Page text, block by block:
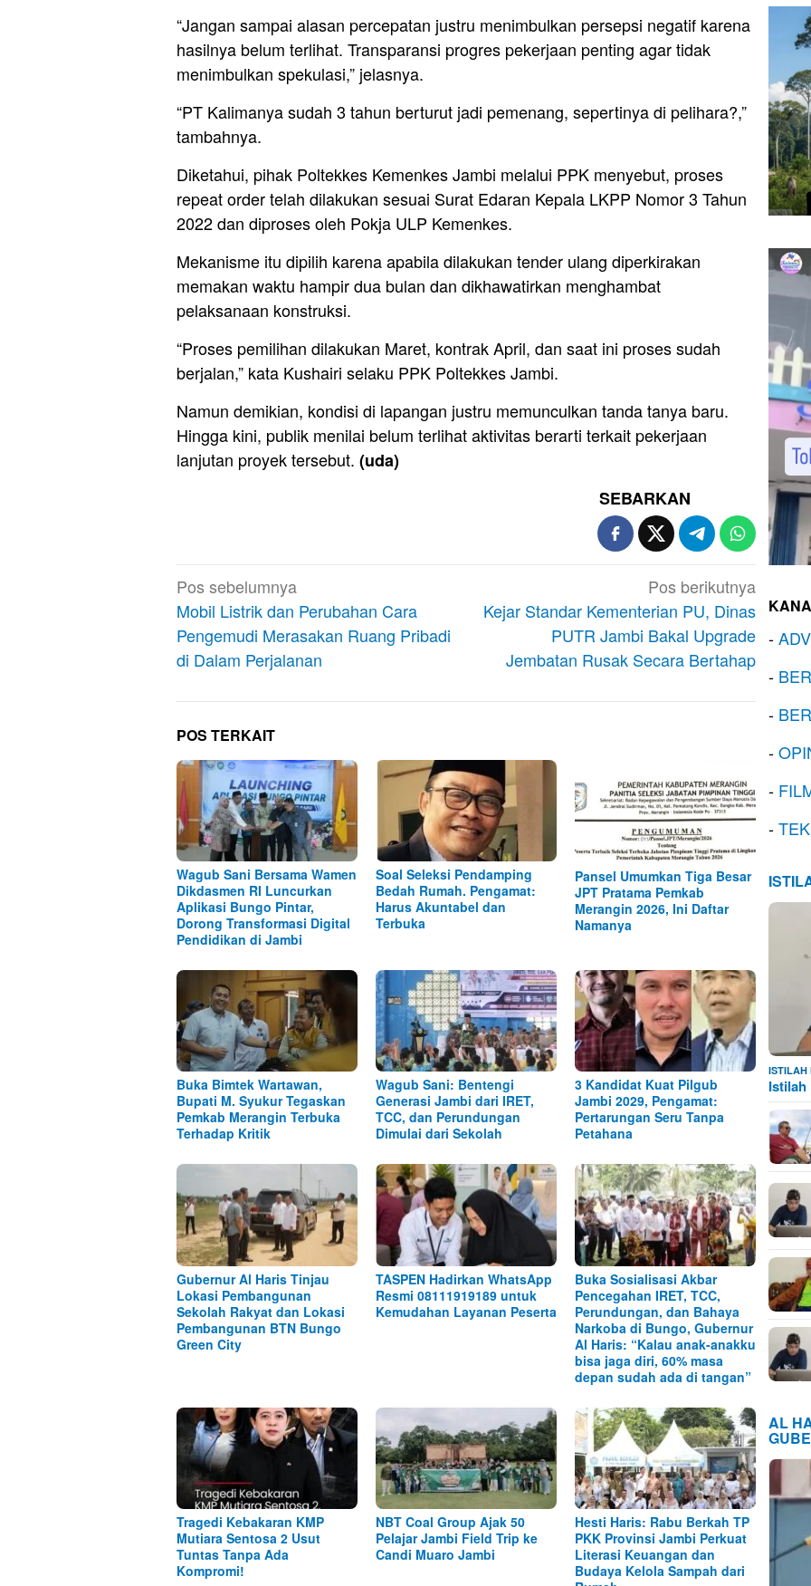
“Jangan sampai alasan percepatan justru menimbulkan persepsi negatif karena
hasilnya belum terlihat. Transparansi progres pekerjaan penting agar tidak
menimbulkan spekulasi,” jelasnya.
“PT Kalimanya sudah 3 tahun berturut jadi pemenang, sepertinya di pelihara?,”
tambahnya.
Diketahui, pihak Poltekkes Kemenkes Jambi melalui PPK menyebut, proses
repeat order telah dilakukan sesuai Surat Edaran Kepala LKPP Nomor 3 Tahun
2022 dan diproses oleh Pokja ULP Kemenkes.
Mekanisme itu dipilih karena apabila dilakukan tender ulang diperkirakan
memakan waktu hampir dua bulan dan dikhawatirkan menghambat
pelaksanaan konstruksi.
“Proses pemilihan dilakukan Maret, kontrak April, dan saat ini proses sudah
berjalan,” kata Kushairi selaku PPK Poltekkes Jambi.
Namun demikian, kondisi di lapangan justru memunculkan tanda tanya baru.
Hingga kini, publik menilai belum terlihat aktivitas berarti terkait pekerjaan
lanjutan proyek tersebut. (uda)
SEBARKAN
Navigasi
pos
Pos sebelumnya
Mobil Listrik dan Perubahan Cara
Pengemudi Merasakan Ruang Pribadi
di Dalam Perjalanan
Pos berikutnya
Kejar Standar Kementerian PU, Dinas
PUTR Jambi Bakal Upgrade
Jembatan Rusak Secara Bertahap
POS TERKAIT
Wagub Sani Bersama Wamen
Dikdasmen RI Luncurkan
Aplikasi Bungo Pintar,
Dorong Transformasi Digital
Pendidikan di Jambi
Soal Seleksi Pendamping
Bedah Rumah. Pengamat:
Harus Akuntabel dan
Terbuka
Pansel Umumkan Tiga Besar
JPT Pratama Pemkab
Merangin 2026, Ini Daftar
Namanya
Buka Bimtek Wartawan,
Bupati M. Syukur Tegaskan
Pemkab Merangin Terbuka
Terhadap Kritik
Wagub Sani: Bentengi
Generasi Jambi dari IRET,
TCC, dan Perundungan
Dimulai dari Sekolah
3 Kandidat Kuat Pilgub
Jambi 2029, Pengamat:
Pertarungan Seru Tanpa
Petahana
Gubernur Al Haris Tinjau
Lokasi Pembangunan
Sekolah Rakyat dan Lokasi
Pembangunan BTN Bungo
Green City
TASPEN Hadirkan WhatsApp
Resmi 08111919189 untuk
Kemudahan Layanan Peserta
Buka Sosialisasi Akbar
Pencegahan IRET, TCC,
Perundungan, dan Bahaya
Narkoba di Bungo, Gubernur
Al Haris: “Kalau anak-anakku
bisa jaga diri, 60% masa
depan sudah ada di tangan”
Tragedi Kebakaran KMP
Mutiara Sentosa 2 Usut
Tuntas Tanpa Ada
Kompromi!
NBT Coal Group Ajak 50
Pelajar Jambi Field Trip ke
Candi Muaro Jambi
Hesti Haris: Rabu Berkah TP
PKK Provinsi Jambi Perkuat
Literasi Keuangan dan
Budaya Kelola Sampah dari
-
-
-
-
-
-
ISTILAH
Istilah
AL